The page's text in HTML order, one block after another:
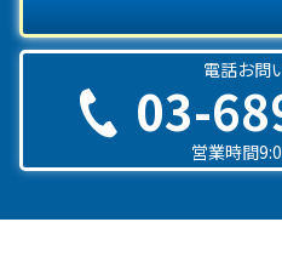
電話お問
03-
営業時間